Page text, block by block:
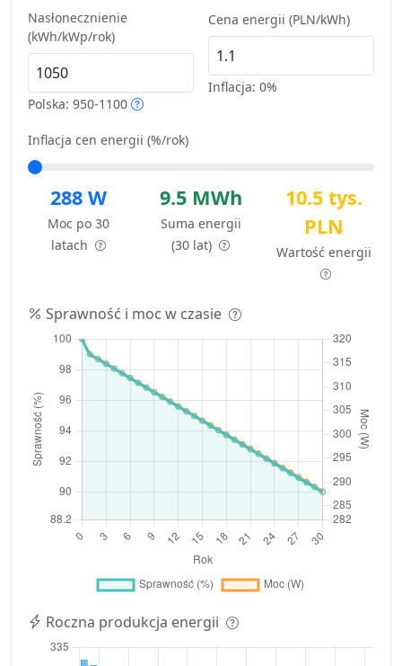
Nasłonecznienie
(kWh/kWp/rok)
Polska: 950-1100
Cena energii (PLN/kWh)
Inflacja: 0%
Inflacja cen energii (%/rok)
288 W
Moc po 30
latach
9.5 MWh
Suma energii
(30 lat)
10.5 tys.
PLN
Wartość energii
Sprawność i moc w czasie
Roczna produkcja energii